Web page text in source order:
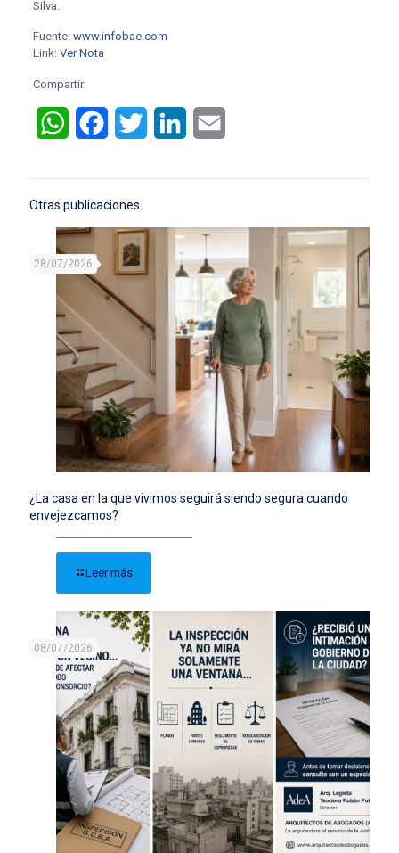
Silva.
Fuente: www.infobae.com
Link: Ver Nota
Compartir:
WhatsAppFacebookTwitter LinkedIn
Otras publicaciones
28/07/2026
¿La casa en la que vivimos seguirá siendo segura cuando
envejezcamos?
Leer más
08/07/2026